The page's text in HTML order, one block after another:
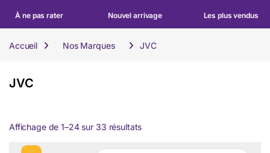
À ne pas rater Nouvel arrivage Les plus vendus
Accueil Nos Marques JVC
JVC
Affichage de 1–24 sur 33 résultats